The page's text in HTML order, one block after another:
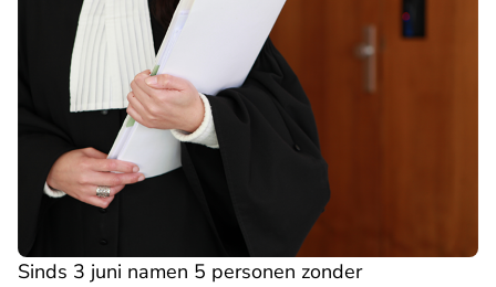
Sinds 3 juni namen 5 personen zonder